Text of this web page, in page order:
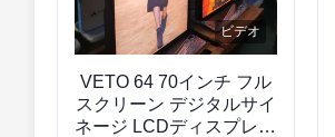
ビデオ
VETO 64 70インチ フル
スクリーン デジタルサイ
ネージ LCDディスプレイ